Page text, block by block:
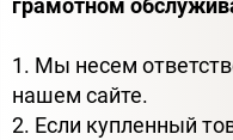
грамотном
1. Мы несем
нашем сайте.
2. Если купленный